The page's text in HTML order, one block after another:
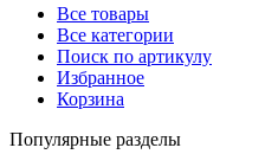
Все товары
Все категории
Поиск по артикулу
Избранное
Корзина
Популярные разделы